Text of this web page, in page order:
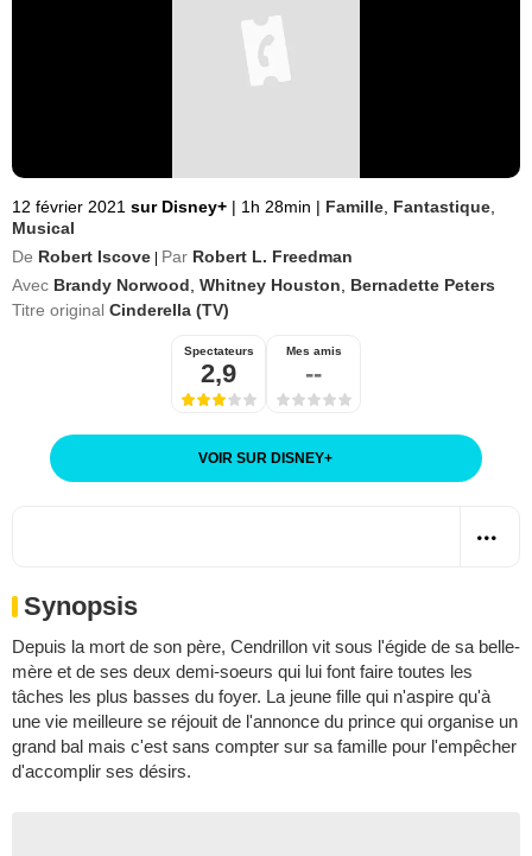
12 février 2021 sur Disney+ | 1h 28min | Famille Fantastique
Musical
De Robert Iscove Par Robert L. Freedman
Avec Brandy Norwood Whitney Houston
Bernadette Peters
Titre original Cinderella (TV)
Spectateurs
2,9
Mes amis
--
VOIR SUR DISNEY+
Synopsis
Depuis la mort de son père, Cendrillon vit sous l'égide de sa belle-
mère et de ses deux demi-soeurs qui lui font faire toutes les
tâches les plus basses du foyer. La jeune fille qui n'aspire qu'à
une vie meilleure se réjouit de l'annonce du prince qui organise un
grand bal mais c'est sans compter sur sa famille pour l'empêcher
d'accomplir ses désirs.